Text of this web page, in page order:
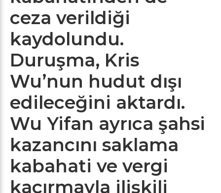
ceza verildiği
kaydolundu.
Duruşma, Kris
Wu’nun hudut dışı
edileceğini aktardı.
Wu Yifan ayrıca şahsi
kazancını saklama
kabahati ve vergi
kaçırmayla ilişkili